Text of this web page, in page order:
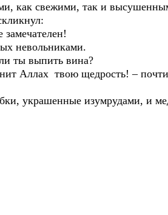
как свежими, так и
невольниками.
ты выпить вина?
Аллах твою щедрость! –
украшенные изумрудами, и